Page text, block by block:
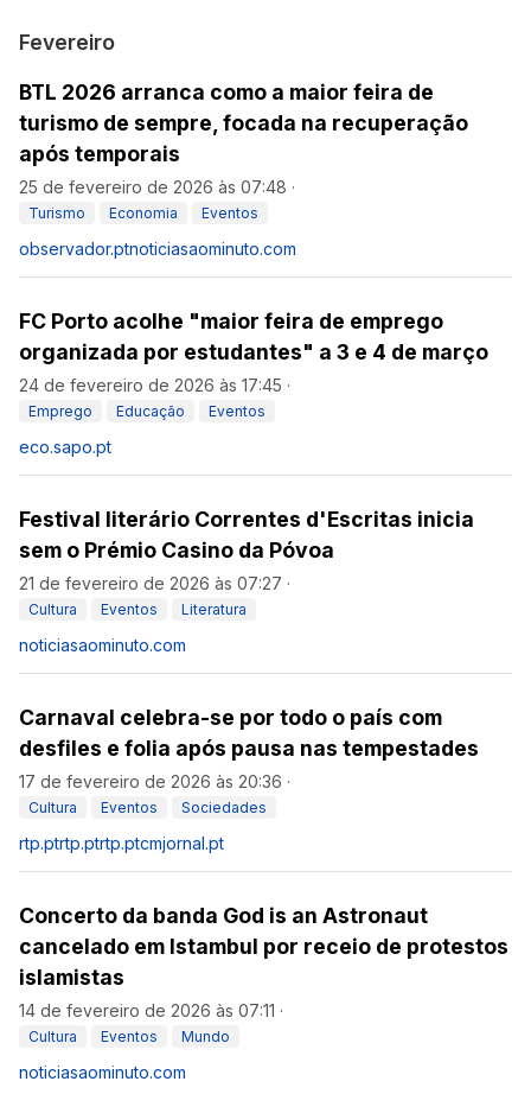
Fevereiro
BTL 2026 arranca como a maior feira de
turismo de sempre, focada na recuperação
após temporais
25 de fevereiro de 2026 às 07:48 ·
Turismo Economia Eventos
observador.ptnoticiasaominuto.com
FC Porto acolhe "maior feira de emprego
organizada por estudantes" a 3 e 4 de março
24 de fevereiro de 2026 às 17:45 ·
Emprego Educação Eventos
eco.sapo.pt
Festival literário Correntes d'Escritas inicia
sem o Prémio Casino da Póvoa
21 de fevereiro de 2026 às 07:27 ·
Cultura Eventos Literatura
noticiasaominuto.com
Carnaval celebra-se por todo o país com
desfiles e folia após pausa nas tempestades
17 de fevereiro de 2026 às 20:36 ·
Cultura Eventos Sociedades
rtp.ptrtp.ptrtp.ptcmjornal.pt
Concerto da banda God is an Astronaut
cancelado em Istambul por receio de protestos
islamistas
14 de fevereiro de 2026 às 07:11 ·
Cultura Eventos Mundo
noticiasaominuto.com